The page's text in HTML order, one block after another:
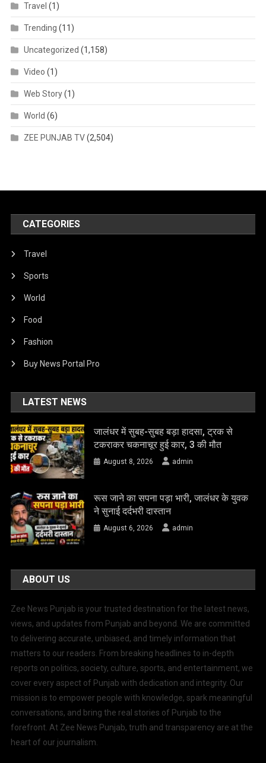
Travel (1)
Trending (11)
Uncategorized (1,158)
Video (1)
Web Story(1)
World (6)
ZEE PUNJAB TV(2,504)
CATEGORIES
Travel
Sports
World
Food
Fashion
Buy News Portal Pro
LATEST NEWS
जालंधर में सुबह-सुबह बड़ा हादसा, ट्रक से
टकराकर चकनाचूर हुई कार, 3 की मौत
August 8, 2026 admin
रूस जाने का सपना पड़ा भारी, जालंधर के युवक
ने सुनाई दर्दभरी दास्तान
August 6, 2026 admin
ABOUT US
Zee News Punjab is your trusted destination for the latest news,
views, and updates from Punjab and beyond. We are committed
to delivering accurate, unbiased, and timely information that
matters to our readers. From breaking headlines to in-depth
reports on politics, society, culture, sports, and entertainment, we
cover every aspect of Punjab with dedication and integrity. Our
mission is to empower people with knowledge, spark meaningful
conversations, and bring the real stories of Punjab to the
forefront. At Zee News Punjab, truth and transparency are at the
heart of our journalism.